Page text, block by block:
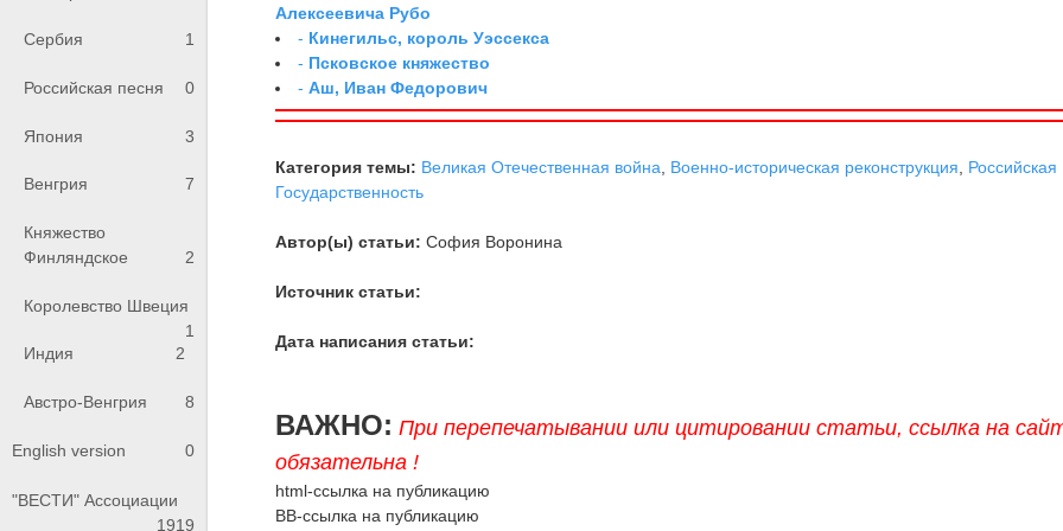
Сербия 1
Российская песня 0
Япония 3
Венгрия 7
Княжество
Финляндское
2
Королевство Швеция
1
Индия
2
Австро-Венгрия 8
English version 0
"ВЕСТИ" Ассоциации
1919
Алексеевича Рубо
- Кинегильс, король Уэссекса
- Псковское княжество
-Аш, Иван Федорович
Категория темы: Великая Отечественная война Военно-историческая реконструкция
Российская
Государственность
Автор(ы) статьи: София Воронина
Источник статьи:
Дата написания статьи:
ВАЖНО: При перепечатывании или цитировании статьи, ссылка на
обязательна !
html-ссылка на публикацию
BB-ссылка на публикацию